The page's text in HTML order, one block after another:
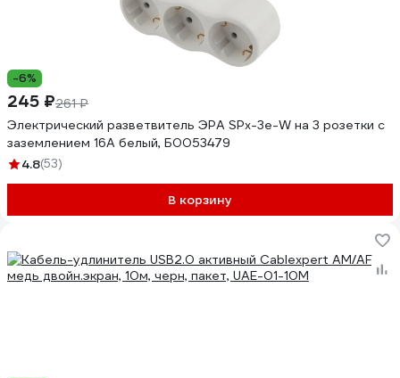
-6%
245 ₽261 ₽
Электрический разветвитель ЭРА SPx-3e-W на 3 розетки с
заземлением 16А белый, Б0053479
4.8(53)
В корзину